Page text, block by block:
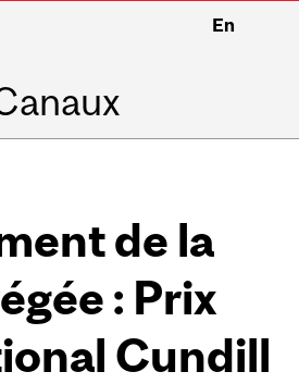
En
de la
: Prix
Cundill